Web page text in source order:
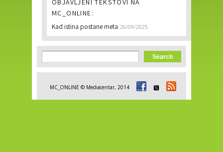
OBJAVLJENI TEKSTOVI NA
MC_ONLINE:
Kad istina postane meta 26/09/2025
Search form
Search
MC_ONLINE © Mediacentar, 2014